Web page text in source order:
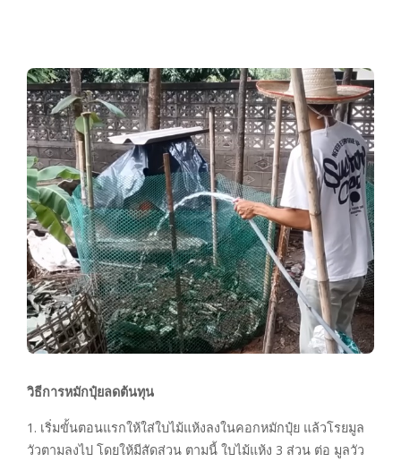
วิธีการหมักปุ๋ยลดต้นทุน
1. เริ่มขั้นตอนแรกให้ใส่ใบไม้แห้งลงในคอกหมักปุ๋ย แล้วโรยมูล
วัวตามลงไป โดยให้มีสัดส่วน ตามนี้ ใบไม้แห้ง 3 ส่วน ต่อ มูลวัว